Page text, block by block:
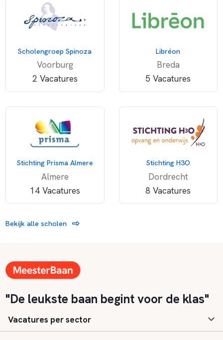
Scholengroep Spinoza
Voorburg
2 Vacatures
Libréon
Breda
5 Vacatures
Stichting Prisma Almere
Almere
14 Vacatures
Stichting H3O
Dordrecht
8 Vacatures
Bekijk alle scholen
"De leukste baan begint voor de klas"
Vacatures per sector